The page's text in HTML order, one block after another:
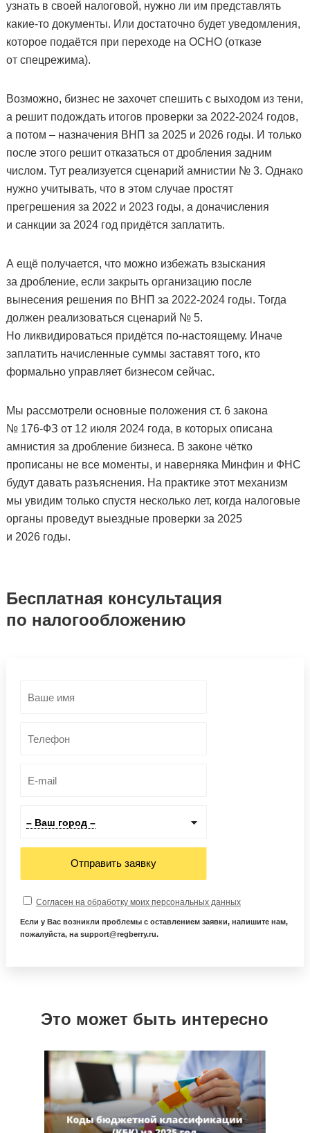
узнать в своей налоговой, нужно ли им представлять
какие-то документы. Или достаточно будет уведомления,
которое подаётся при переходе на ОСНО (отказе
от спецрежима).
Возможно, бизнес не захочет спешить с выходом из тени,
а решит подождать итогов проверки за 2022-2024 годов,
а потом – назначения ВНП за 2025 и 2026 годы. И только
после этого решит отказаться от дробления задним
числом. Тут реализуется сценарий амнистии № 3. Однако
нужно учитывать, что в этом случае простят
прегрешения за 2022 и 2023 годы, а доначисления
и санкции за 2024 год придётся заплатить.
А ещё получается, что можно избежать взыскания
за дробление, если закрыть организацию после
вынесения решения по ВНП за 2022-2024 годы. Тогда
должен реализоваться сценарий № 5.
Но ликвидироваться придётся по-настоящему. Иначе
заплатить начисленные суммы заставят того, кто
формально управляет бизнесом сейчас.
Мы рассмотрели основные положения ст. 6 закона
№ 176-ФЗ от 12 июля 2024 года, в которых описана
амнистия за дробление бизнеса. В законе чётко
прописаны не все моменты, и наверняка Минфин и ФНС
будут давать разъяснения. На практике этот механизм
мы увидим только спустя несколько лет, когда налоговые
органы проведут выездные проверки за 2025
и 2026 годы.
Бесплатная консультация
по налогообложению
– Ваш город –
Отправить заявку
Согласен на обработку моих персональных данных
Если у Вас возникли проблемы с оставлением заявки, напишите нам,
пожалуйста, на support@regberry.ru.
Это может быть интересно